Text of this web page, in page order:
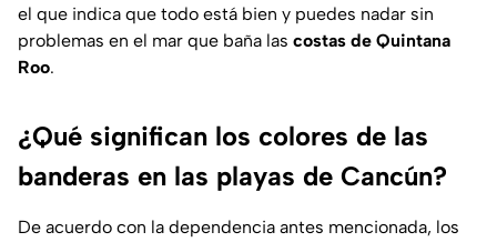
el que indica que todo está bien y puedes nadar sin
problemas en el mar que baña las costas de Quintana
Roo.
¿Qué significan los colores de las
banderas en las playas de Cancún?
De acuerdo con la dependencia antes mencionada, los